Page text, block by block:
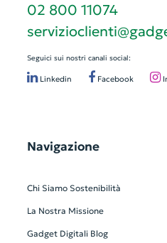
02 800 11074
Seguici sui nostri canali social:
Linkedin Facebook
Navigazione
Chi Siamo Sostenibilità
La Nostra Missione
Gadget Digitali Blog